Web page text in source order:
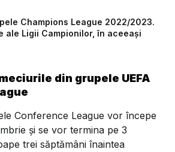
Champions League 2022/2023.
ale Ligii Campionilor, în aceeași
din grupele UEFA
Conference League vor începe
și se vor termina pe 3
trei săptămâni înaintea